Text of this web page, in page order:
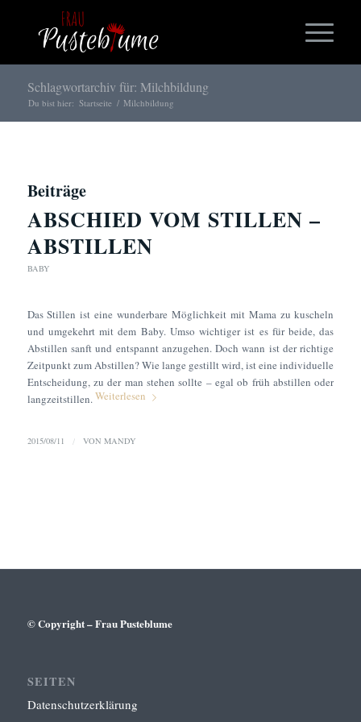
Schlagwortarchiv für: Milchbildung
Du bist hier: Startseite / Milchbildung
Beiträge
ABSCHIED VOM STILLEN –
ABSTILLEN
BABY
Das Stillen ist eine wunderbare Möglichkeit mit Mama zu kuscheln
und umgekehrt mit dem Baby. Umso wichtiger ist es für beide, das
Abstillen sanft und entspannt anzugehen. Doch wann ist der richtige
Zeitpunkt zum Abstillen? Wie lange gestillt wird, ist eine individuelle
Entscheidung, zu der man stehen sollte – egal ob früh abstillen oder
langzeitstillen.Weiterlesen
2015/08/11 / VON MANDY
© Copyright – Frau Pusteblume
SEITEN
Datenschutzerklärung